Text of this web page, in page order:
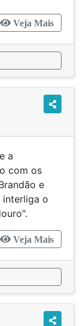
Veja Mais
a
com os
e
interliga o
Veja Mais